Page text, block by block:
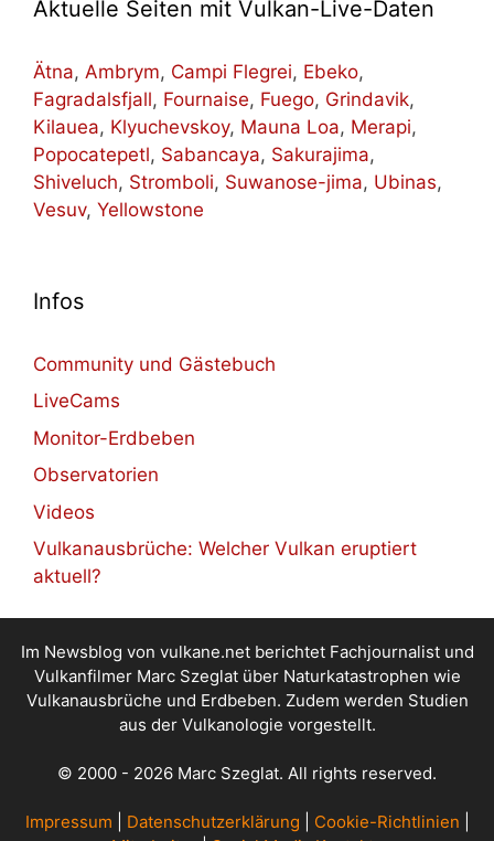
Aktuelle Seiten mit Vulkan-Live-Daten
Ätna, Ambrym, Campi Flegrei, Ebeko,
Fagradalsfjall, Fournaise, Fuego, Grindavik,
Kilauea, Klyuchevskoy, Mauna Loa, Merapi,
Popocatepetl, Sabancaya, Sakurajima,
Shiveluch, Stromboli, Suwanose-jima, Ubinas,
Vesuv, Yellowstone
Infos
Community und Gästebuch
LiveCams
Monitor-Erdbeben
Observatorien
Videos
Vulkanausbrüche: Welcher Vulkan eruptiert
aktuell?
Im Newsblog von vulkane.net berichtet Fachjournalist und
Vulkanfilmer Marc Szeglat über Naturkatastrophen wie
Vulkanausbrüche und Erdbeben. Zudem werden Studien
aus der Vulkanologie vorgestellt.
© 2000 - 2026 Marc Szeglat. All rights reserved.
Impressum Datenschutzerklärung Cookie-Richtlinien